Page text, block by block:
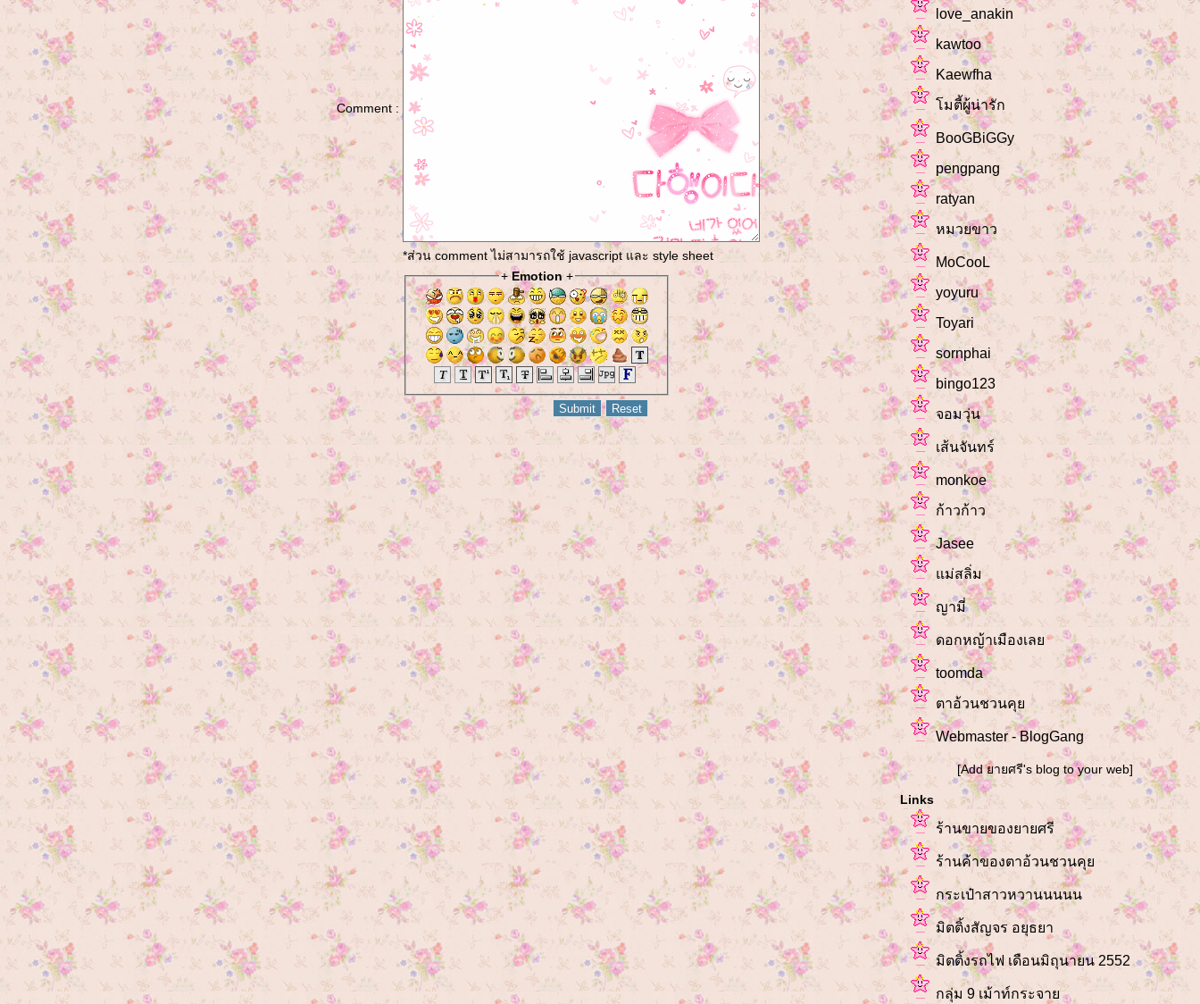
ผลงานหลังเดือนพฤษภาคม มีเท่านี้เองงง
งงงงง
กระเป๋าใบใหม่...ให้แม่ไปแล้วค่ะ
ได้เวลามาอวดกระเป๋าใบที่แล้ว......
กระเป๋าฮาวาเอี้ยนค่ะ
รูปจงมา รูปจงมา โอมเพี้ยง
Comment :
*ส่วน comment ไม่สามารถใช้ javascript และ style sheet
+Emotion+
love_anakin
kawtoo
Kaewfha
มตี้ผู้น่ารัก
BooGBiGGy
pengpang
ratyan
หมวยขาว
MoCooL
yoyuru
Toyari
sornphai
bingo123
จอมวุ่น
เส้นจันทร์
monkoe
ก้าวก้าว
Jasee
ม่สลิ่ม
ญามี่
ดอกหญ้าเมืองเล
toomda
ตาอ้วนชวนคุ
Webmaster - BlogGang
[Add ยายศรี's blog to your web]
Links
ร้านขายของยายศรี
ร้านค้าของตาอ้วนชวนคุ
กระเป๋าสาวหวานนนนน
มิตติ้งสัญจร อยุธยา
มิตติ้งรถไฟ เดือนมิถุนายน 2552
กลุ่ม 9 เม้าท์กระจา